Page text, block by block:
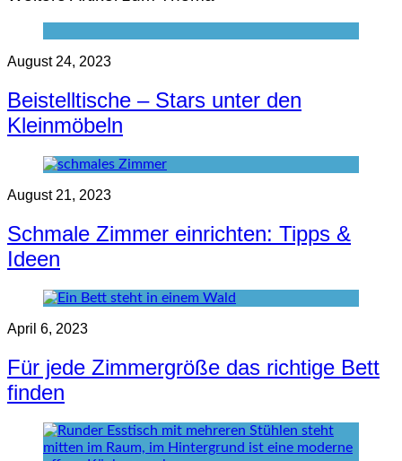
August 24, 2023
Beistelltische – Stars unter den
Kleinmöbeln
August 21, 2023
Schmale Zimmer einrichten: Tipps &
Ideen
April 6, 2023
Für jede Zimmergröße das richtige Bett
finden